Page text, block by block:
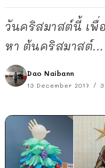
วันคริสมาสต์นี้ เพื่
หา ต้นคริสมาสต์...
Dao Naibann
13 December 2017